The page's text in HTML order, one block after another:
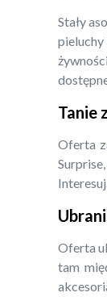
Stały
Tanie
Oferta
Oferta
tam